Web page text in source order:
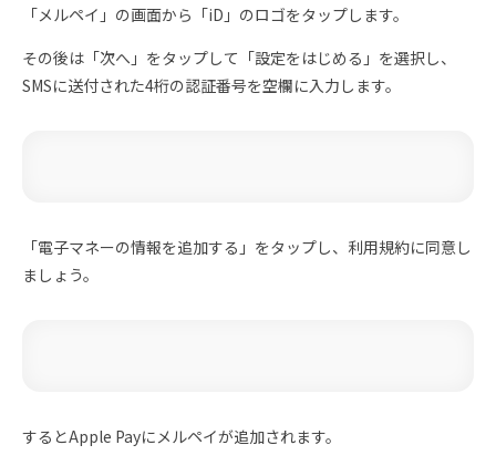
「メルペイ」の画面から「iD」のロゴをタップします。
その後は「次へ」をタップして「設定をはじめる」を選択し、
SMSに送付された4桁の認証番号を空欄に入力します。
「電子マネーの情報を追加する」をタップし、利用規約に同意し
ましょう。
するとApple Payにメルペイが追加されます。